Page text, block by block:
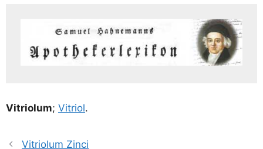
Vitrio­lum; Vitri­ol.
Vitriolum Zinci